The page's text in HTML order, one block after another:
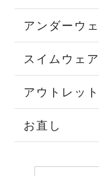
アンダーウ
スイムウェア
アウトレット
お直し